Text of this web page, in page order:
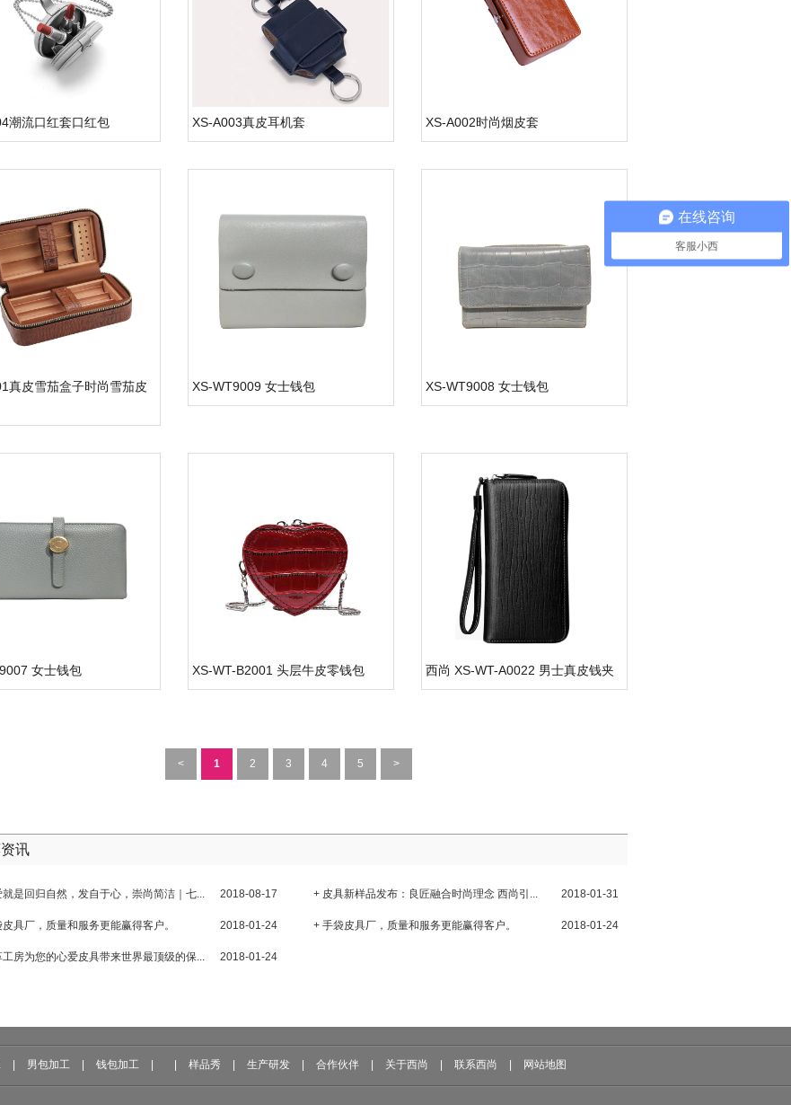
潮流口红套口红包 XS-A003真皮耳机套 XS-A002时尚烟皮套
真皮雪茄盒子时尚雪茄皮
XS-WT9009 女士钱包 XS-WT9008 女士钱包
女士钱包 XS-WT-B2001 头层牛皮零钱包 西尚 XS-WT-A0022 男士真皮钱夹
< 1 2 3 4 5 >
讯
2018-08-17
就是回归自然，发自于心，崇尚简洁｜七... 2018-01-31
+ 皮具新样品发布：良匠融合时尚理念 西尚引...
2018-01-24
具厂，质量和服务更能赢得客户。 2018-01-24
+ 手袋皮具厂，质量和服务更能赢得客户。
2018-01-24
工房为您的心爱皮具带来世界最顶级的保...
男包加工 钱包加工 样品秀 生产研发 合作伙伴 关于西尚 联系西尚 网站地图
在线咨询
客服小西